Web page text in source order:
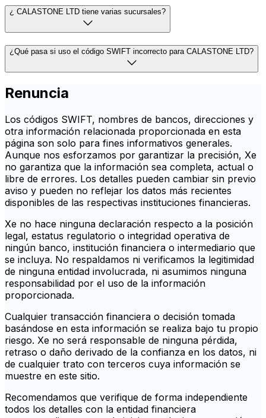
¿ CALASTONE LTD tiene varias sucursales?
¿Qué pasa si uso el código SWIFT incorrecto para CALASTONE LTD?
Renuncia
Los códigos SWIFT, nombres de bancos, direcciones y
otra información relacionada proporcionada en esta
página son solo para fines informativos generales.
Aunque nos esforzamos por garantizar la precisión, Xe
no garantiza que la información sea completa, actual o
libre de errores. Los detalles pueden cambiar sin previo
aviso y pueden no reflejar los datos más recientes
disponibles de las respectivas instituciones financieras.
Xe no hace ninguna declaración respecto a la posición
legal, estatus regulatorio o integridad operativa de
ningún banco, institución financiera o intermediario que
se incluya. No respaldamos ni verificamos la legitimidad
de ninguna entidad involucrada, ni asumimos ninguna
responsabilidad por el uso de la información
proporcionada.
Cualquier transacción financiera o decisión tomada
basándose en esta información se realiza bajo tu propio
riesgo. Xe no será responsable de ninguna pérdida,
retraso o daño derivado de la confianza en los datos, ni
de cualquier trato con terceros cuya información se
muestre en este sitio.
Recomendamos que verifique de forma independiente
todos los detalles con la entidad financiera